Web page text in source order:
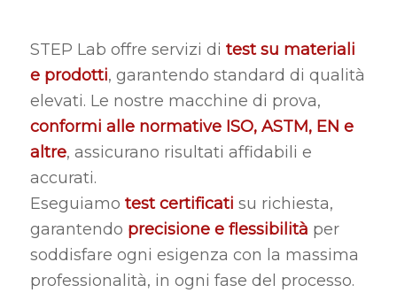
STEP Lab offre servizi di test su materiali
e prodotti, garantendo standard di qualità
elevati. Le nostre macchine di prova,
conformi alle normative ISO, ASTM, EN e
altre, assicurano risultati affidabili e
accurati.
Eseguiamo test certificati su richiesta,
garantendo precisione e flessibilità per
soddisfare ogni esigenza con la massima
professionalità, in ogni fase del processo.